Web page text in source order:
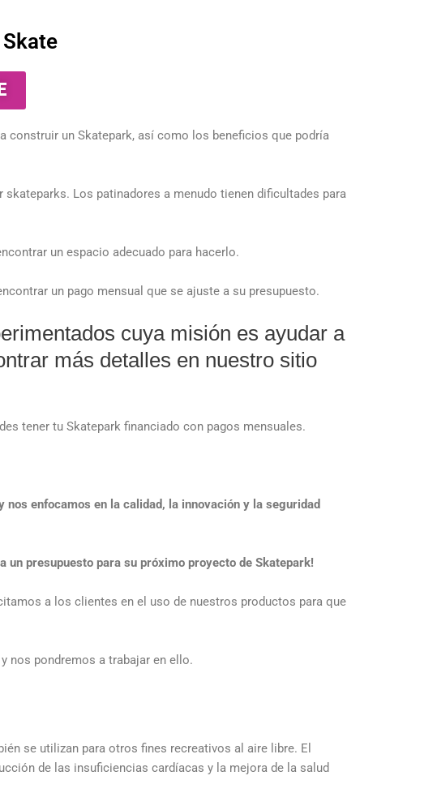
construir un Skatepark, así como los beneficios que podría
Los patinadores a menudo tienen dificultades para
un espacio adecuado para hacerlo.
un pago mensual que se ajuste a su presupuesto.
cuya misión es ayudar a
más detalles en nuestro sitio
tener tu Skatepark financiado con pagos mensuales.
enfocamos en la calidad, la innovación y la seguridad
un presupuesto para su próximo proyecto de Skatepark!
a los clientes en el uso de nuestros productos para que
nos pondremos a trabajar en ello.
se utilizan para otros fines recreativos al aire libre. El
de las insuficiencias cardíacas y la mejora de la salud